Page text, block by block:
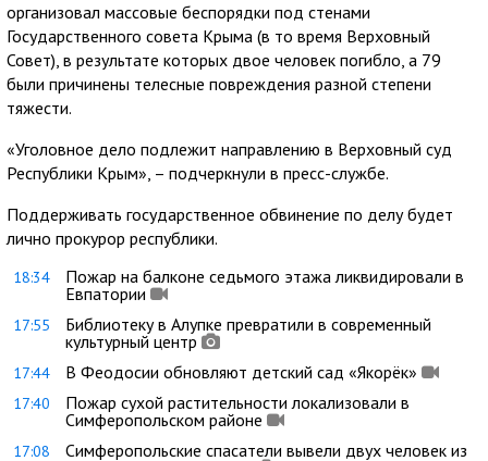
организовал массовые беспорядки под стенами
Государственного совета Крыма (в то время Верховный
Совет), в результате которых двое человек погибло, а 79
были причинены телесные повреждения разной степени
тяжести.
«Уголовное дело подлежит направлению в Верховный суд
Республики Крым», – подчеркнули в пресс-службе.
Поддерживать государственное обвинение по делу будет
лично прокурор республики.
18:34
Пожар на балконе седьмого этажа ликвидировали в
Евпатории
17:55
Библиотеку в Алупке превратили в современный
культурный центр
17:44 В Феодосии обновляют детский сад «Якорёк»
17:40
Пожар сухой растительности локализовали в
Симферопольском районе
17:08
Симферопольские спасатели вывели двух человек из